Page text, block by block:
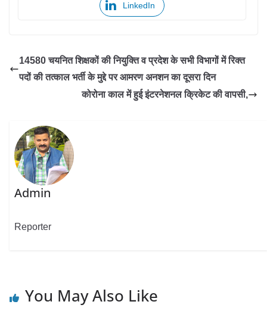
LinkedIn
14580 चयनित शिक्षकों की नियुक्ति व प्रदेश के सभी विभागों में रिक्त
पदों की तत्काल भर्ती के मुद्दे पर आमरण अनशन का दूसरा दिन
कोरोना काल में हुई इंटरनेशनल क्रिकेट की वापसी,
Admin
Reporter
You May Also Like